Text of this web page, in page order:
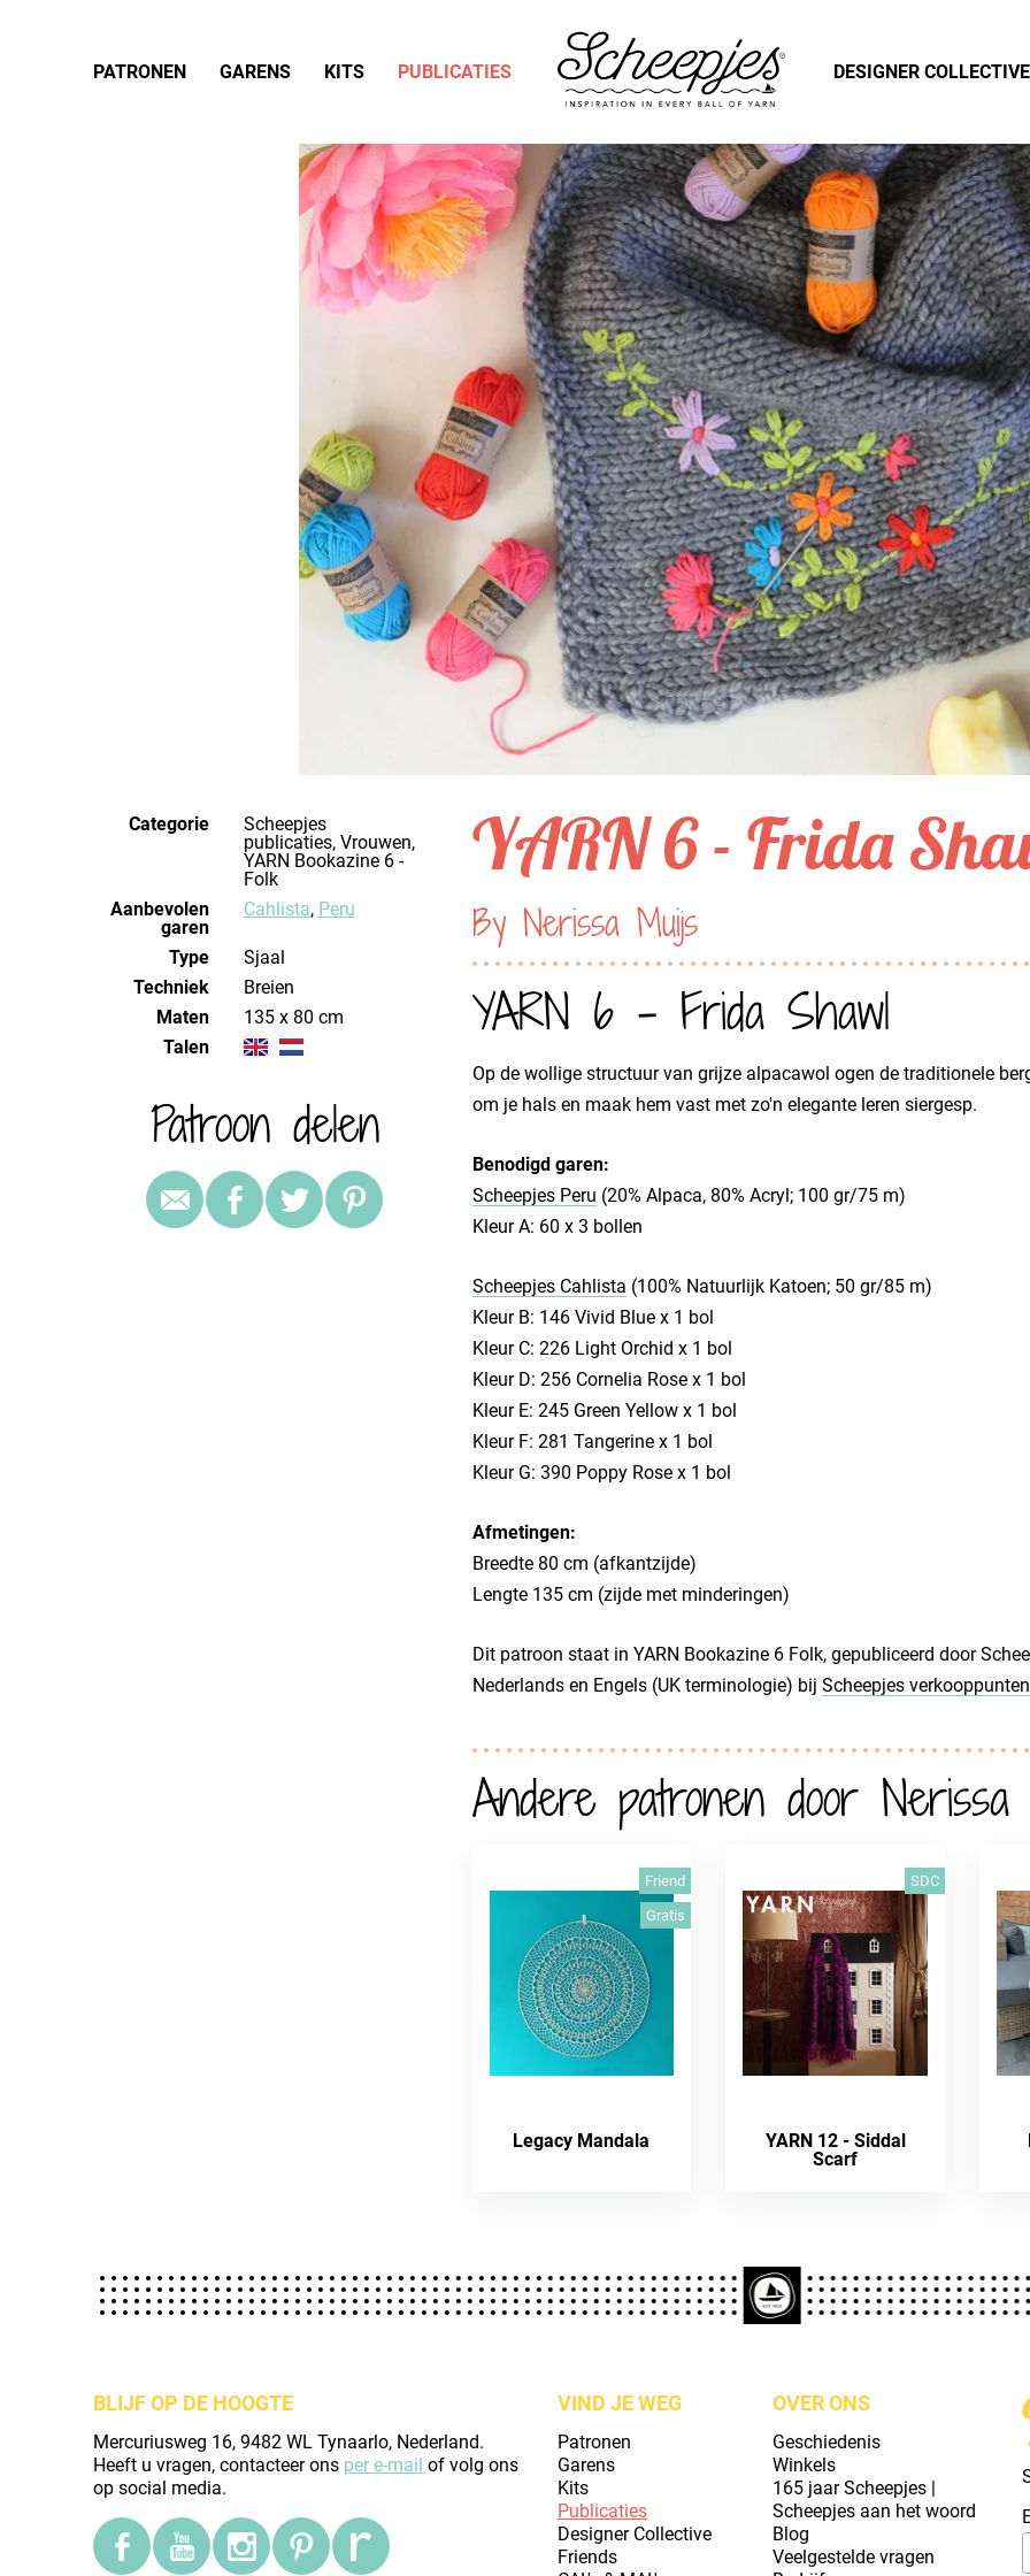
Categorie
Scheepjes
publicaties, Vrouwen,
YARN Bookazine 6 -
Folk
Aanbevolen
garen
Cahlista, Peru
Type
Sjaal
Techniek
breien
Maten
135 x 80 cm
Talen
Patroon delen
YARN 6 - Frida
By Nerissa Muijs
YARN 6 - Frida Shawl
Op de wollige structuur van grijze alpacawol ogen de traditionele
om je hals en maak hem vast met zo'n elegante leren siergesp.
Benodigd garen:
Scheepjes Peru (20% Alpaca, 80% Acryl; 100 gr/75 m)
Kleur A: 60 x 3 bollen
Scheepjes Cahlista (100% Natuurlijk Katoen; 50 gr/85 m)
Kleur B: 146 Vivid Blue x 1 bol
Kleur C: 226 Light Orchid x 1 bol
Kleur D: 256 Cornelia Rose x 1 bol
Kleur E: 245 Green Yellow x 1 bol
Kleur F: 281 Tangerine x 1 bol
Kleur G: 390 Poppy Rose x 1 bol
Afmetingen:
Breedte 80 cm (afkantzijde)
Lengte 135 cm (zijde met minderingen)
Dit patroon staat in YARN Bookazine 6 Folk, gepubliceerd door
Nederlands en Engels (UK terminologie) bij Scheepjes verkooppunten
Andere patronen door Nerissa
Friend
Gratis
Legacy Mandala
SDC
YARN 12 - Siddal
Scarf
BLIJF OP DE HOOGTE
Mercuriusweg 16, 9482 WL Tynaarlo, Nederland.
Heeft u vragen, contacteer ons per e-mail of volg ons
op social media.
VIND JE WEG
Patronen
Garens
Kits
Publicaties
Designer Collective
Friends
OVER ONS
Geschiedenis
Winkels
165 jaar Scheepjes |
Scheepjes aan het woord
Blog
Veelgestelde vragen
PATRONEN GARENS KITS PUBLICATIES DESIGNER COLLECTIVE